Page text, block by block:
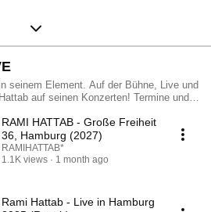
seinem Element. Auf der Bühne, Live und
auf seinen Konzerten! Termine und
RAMI HATTAB - Große Freiheit
36, Hamburg (2027)
RAMIHATTAB*
1.1K views
1 month ago
Rami Hattab - Live in Hamburg